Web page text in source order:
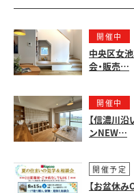
開催中
中央区女
会・販売…
開催中
【信濃川
ンNEW…
開催予定
【お盆休